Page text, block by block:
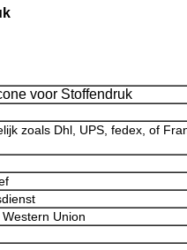
voor Stoffendruk
zoals Dhl, UPS, fedex, of
Union